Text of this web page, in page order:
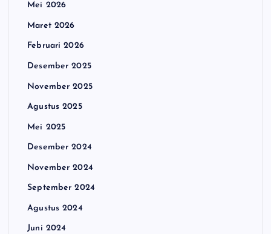
Mei 2026
Maret 2026
Februari 2026
Desember 2025
November 2025
Agustus 2025
Mei 2025
Desember 2024
November 2024
September 2024
Agustus 2024
Juni 2024